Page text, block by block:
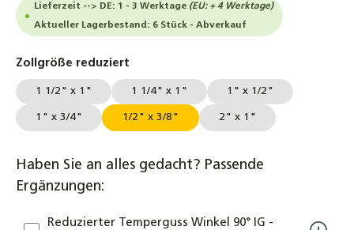
Lieferzeit --> DE: 1 - 3 Werktage (EU: + 4 Werktage)
Aktueller Lagerbestand: 6 Stück - Abverkauf
Zollgröße reduziert
1 1/2" x 1" 1 1/4" x 1" 1" x 1/2"
1" x 3/4" 1/2" x 3/8" 2" x 1"
Haben Sie an alles gedacht? Passende
Ergänzungen:
Reduzierter Temperguss Winkel 90° IG -